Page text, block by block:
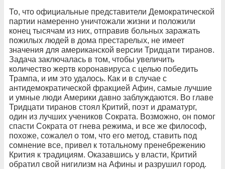
То, что официальные представители Демократической
партии намеренно уничтожали жизни и положили
конец тысячам из них, отправив больных заражать
пожилых людей в дома престарелых, не имеет
значения для американской версии Тридцати тиранов.
Задача заключалась в том, чтобы увеличить
количество жертв коронавируса с целью победить
Трампа, и им это удалось. Как и в случае с
антидемократической фракцией Афин, самые лучшие
и умные люди Америки давно заблуждаются. Во главе
Тридцати тиранов стоял Критий, поэт и драматург,
один из лучших учеников Сократа. Возможно, он помог
спасти Сократа от гнева режима, и все же философ,
похоже, сожалел о том, что его метод, ставить под
сомнение все, привел к тотальному пренебрежению
Крития к традициям. Оказавшись у власти, Критий
обратил свой нигилизм на Афины и разрушил город.